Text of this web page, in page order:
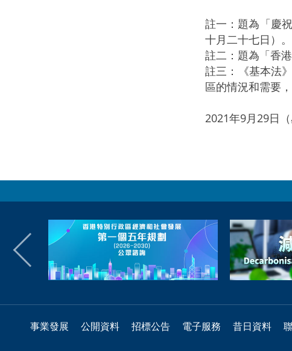
註一：題為「慶
十月二十七日）。
註二：題為「香
註三：《基本法
區的情況和需要
2021年9月29日（
事業發展 公開資料 招標公告 電子服務 昔日資料